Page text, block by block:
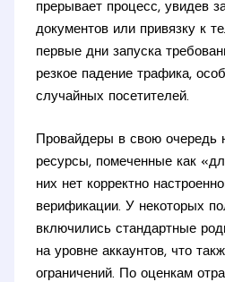
прерывает процесс, увидев
документов или привязку к
первые дни запуска
резкое падение трафика,
случайных посетителей.
Провайдеры в свою очередь
ресурсы, помеченные как
них нет корректно
верификации. У некоторых
включились стандартные
на уровне аккаунтов, что
ограничений. По оценкам